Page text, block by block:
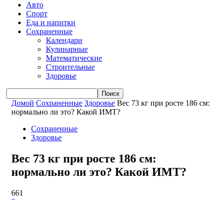
Авто
Спорт
Еда и напитки
Сохраненные
Календари
Кулинарные
Математические
Строительные
Здоровье
Домой Сохраненные Здоровье Вес 73 кг при росте 186 см:
нормально ли это? Какой ИМТ?
Сохраненные
Здоровье
Вес 73 кг при росте 186 см:
нормально ли это? Какой ИМТ?
661